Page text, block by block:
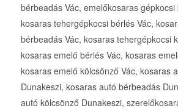
bérbeadás Vác, emelőkosaras gépkocsi
kosaras tehergépkocsi bérlés Vác,
bérbeadás Vác, kosaras tehergépkocsi
kosaras emelő bérlés Vác, kosaras
kosaras emelő kölcsönző Vác, kosaras
Dunakeszi, kosaras autó bérbeadás
autó kölcsönző Dunakeszi,